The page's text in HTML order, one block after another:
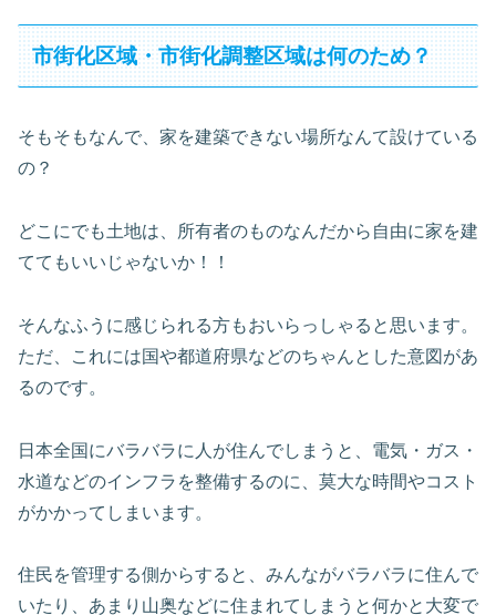
市街化区域・市街化調整区域は何のため？
そもそもなんで、家を建築できない場所なんて設けている
の？
どこにでも土地は、所有者のものなんだから自由に家を建
ててもいいじゃないか！！
そんなふうに感じられる方もおいらっしゃると思います。
ただ、これには国や都道府県などのちゃんとした意図があ
るのです。
日本全国にバラバラに人が住んでしまうと、電気・ガス・
水道などのインフラを整備するのに、莫大な時間やコスト
がかかってしまいます。
住民を管理する側からすると、みんながバラバラに住んで
いたり、あまり山奥などに住まれてしまうと何かと大変で